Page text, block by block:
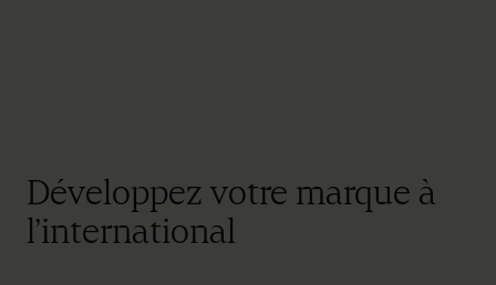
Développez votre marque à
l’international